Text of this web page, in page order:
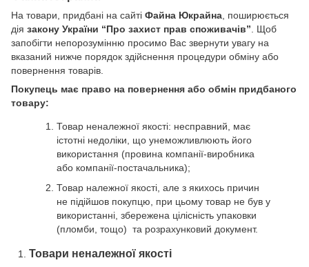
На товари, придбані на сайті Файна Юкрайна, поширюється
дія закону України “Про захист прав споживачів”. Щоб
запобігти непорозумінню просимо Вас звернути увагу на
вказаний нижче порядок здійснення процедури обміну або
повернення товарів.
Покупець має право на повернення або обмін придбаного
товару:
Товар неналежної якості: несправний, має
істотні недоліки, що унеможливлюють його
використання (провина компанії-виробника
або компанії-постачальника);
Товар належної якості, але з якихось причин
не підійшов покупцю, при цьому товар не був у
використанні, збережена цілісність упаковки
(пломби, тощо) та розрахунковий документ.
Товари неналежної якості